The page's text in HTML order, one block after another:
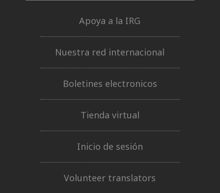
Apoya a la IRG
Nuestra red internacional
Boletines electronicos
Tienda virtual
Inicio de sesión
Volunteer translators